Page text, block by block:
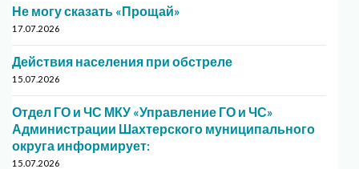
Не могу сказать «Прощай»
17.07.2026
Действия населения при обстреле
15.07.2026
Отдел ГО и ЧС МКУ «Управление ГО и ЧС»
Администрации Шахтерского муниципального
округа информирует:
15.07.2026